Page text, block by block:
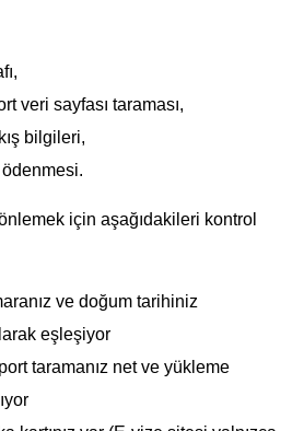
veri sayfası taraması,
bilgileri,
için aşağıdakileri kontrol
ve doğum tarihiniz
eşleşiyor
taramanız net ve yükleme